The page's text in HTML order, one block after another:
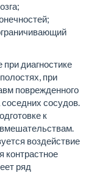
диагностике
при
поврежденного
сосудов.
к
воздействие
контрастное
ряд